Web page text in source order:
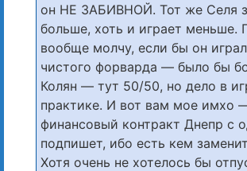
он НЕ ЗАБИВНОЙ. Тот же Селя
больше, хоть и играет
вообще молчу, если бы он играл
чистого форварда — было бы
Колян — тут 50/50, но дело в
практике. И вот вам мое имхо
финансовый контракт Днепр с
подпишет, ибо есть кем
Хотя очень не хотелось бы